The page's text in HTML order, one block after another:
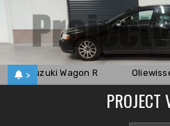
content
>
Suzuki Wagon R
PROJECT